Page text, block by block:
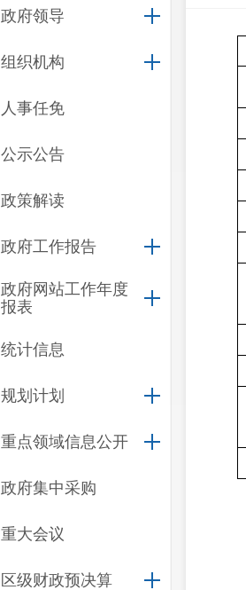
政府领导
组织机构
人事任免
公示公告
政策解读
政府工作报告
政府网站工作年度
报表
统计信息
规划计划
重点领域信息公开
政府集中采购
重大会议
区级财政预决算